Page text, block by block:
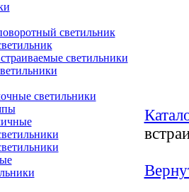
светильник
светильники
светильники